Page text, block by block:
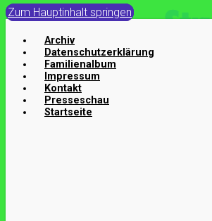
Zum Hauptinhalt springen
Archiv
Datenschutzerklärung
Familienalbum
Impressum
Kontakt
Presseschau
Startseite